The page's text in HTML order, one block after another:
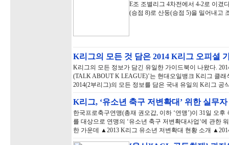
E조 조별리그 4차전에서 4-2로 이겼
(승점 8)로 산둥(승점 5)을 밀어내고
K리그의 모든 것 담은 2014 K리그 오피셜
K리그의 모든 정보가 담긴 유일한 가이드북이 나왔다.
(TALK ABOUT K LEAGUE)’는 현대오일뱅크 K리그 클
2014(2부리그)의 모든 정보를 담은 국내 유일의 K리그
K리그, ‘유소년 축구 저변확대’ 위한 실무
한국프로축구연맹(총재 권오갑, 이하 ‘연맹’)이 31일 오
를 대상으로 연맹의 ‘유소년 축구 저변확대사업‘에 관한
한 가운데 ▲2013 K리그 유소년 저변확대 현황 소개